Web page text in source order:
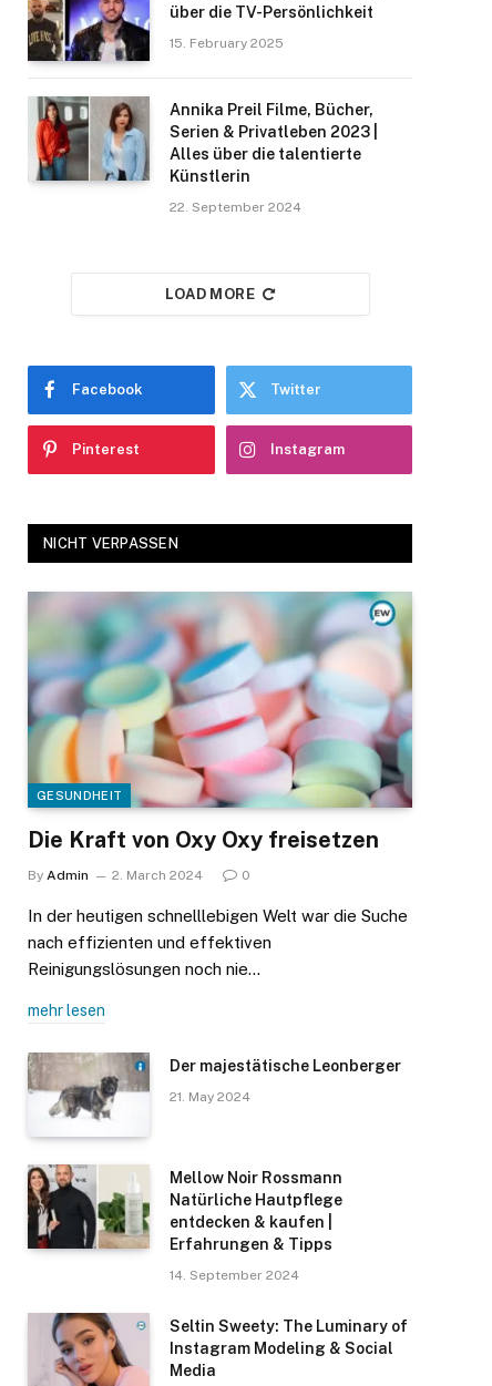
über die TV-Persönlichkeit
15. February 2025
Annika Preil Filme, Bücher,
Serien & Privatleben 2023 |
Alles über die talentierte
Künstlerin
22. September 2024
LOAD MORE
Facebook Twitter
Pinterest Instagram
NICHT VERPASSEN
GESUNDHEIT
Die Kraft von Oxy Oxy freisetzen
By Admin 2. March 2024 0
In der heutigen schnelllebigen Welt war die Suche
nach effizienten und effektiven
Reinigungslösungen noch nie…
mehr lesen
Der majestätische Leonberger
21. May 2024
Mellow Noir Rossmann
Natürliche Hautpflege
entdecken & kaufen |
Erfahrungen & Tipps
14. September 2024
Seltin Sweety: The Luminary of
Instagram Modeling & Social
Media